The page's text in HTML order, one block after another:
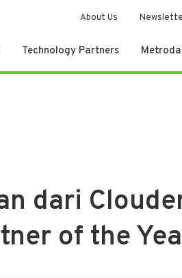
About Us
Technology Partners
dari
of the